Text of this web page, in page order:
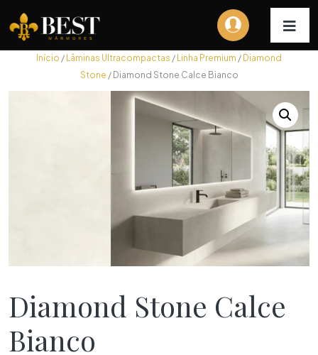
Início / Lâminas Ultracompactas / Linha Premium / Diamond
Stone / Diamond Stone Calce Bianco
Diamond Stone Calce
Bianco